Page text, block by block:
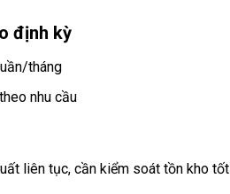
định kỳ
tháng
nhu cầu
liên tục, cần kiểm soát tồn kho tốt